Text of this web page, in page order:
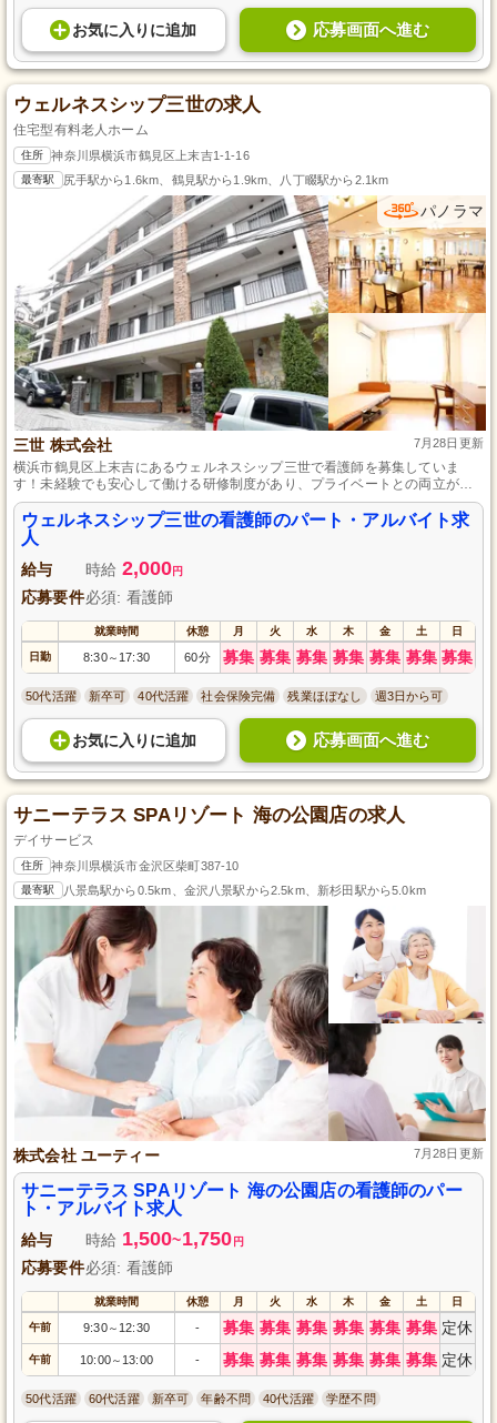
お気に入り に追加 応募画面へ進む
ウェルネスシップ三世の求人
住宅型有料老人ホーム
住所 神奈川県横浜市鶴見区上末吉1-1-16
最寄駅 尻手駅から1.6km、鶴見駅から1.9km、八丁畷駅から2.1km
パノラマ
三世 株式会社 7月28日更新
横浜市鶴見区上末吉にあるウェルネスシップ三世で看護師を募集していま
す！未経験でも安心して働ける研修制度があり、プライベートとの両立が容
易なパート・アルバイトです。託児所も利用でき、小さなお子さまがいる方
にも最適な環境です。医療連携が整っており、安心して働けます。看護師の
資格をお持ちの方、ぜひご応募ください！
ウェルネスシップ三世の看護師のパート・アルバイト求
人
給与 時給 2,000円
応募要件必須: 看護師
就業時間 休憩 月 火 水 木 金 土 日
日勤 8:30～ 17:30 60分 募集 募集 募集 募集 募集 募集 募集
50代活躍 新卒可 40代活躍 社会保険完備 残業ほぼなし 週3日から可
お気に入り に追加 応募画面へ進む
サニーテラス SPAリゾート 海の公園店の求人
デイサービス
住所 神奈川県横浜市金沢区柴町387-10
最寄駅 八景島駅から0.5km、金沢八景駅から2.5km、新杉田駅から5.0km
株式会社 ユーティー 7月28日更新
サニーテラス SPAリゾート 海の公園店の看護師のパー
ト・アルバイト求人
給与 時給 1,500~1,750 円
応募要件必須: 看護師
就業時間 休憩 月 火 水 木 金 土 日
午前 9:30～ 12:30 - 募集 募集 募集 募集 募集 募集 定休
午前 10:00～ 13:00 - 募集 募集 募集 募集 募集 募集 定休
50代活躍 60代活躍 新卒可 年齢不問 40代活躍 学歴不問